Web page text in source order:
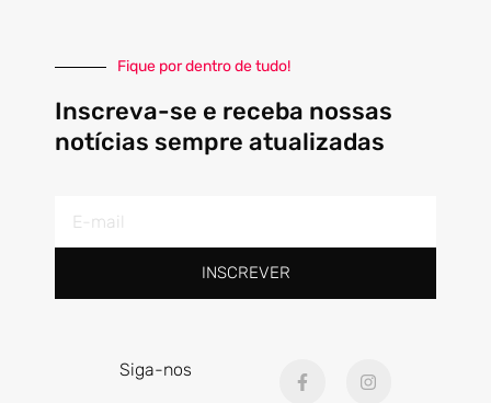
Fique por dentro de tudo!
Inscreva-se e receba nossas
notícias sempre atualizadas
mail
INSCREVER
Siga-nos
a
n